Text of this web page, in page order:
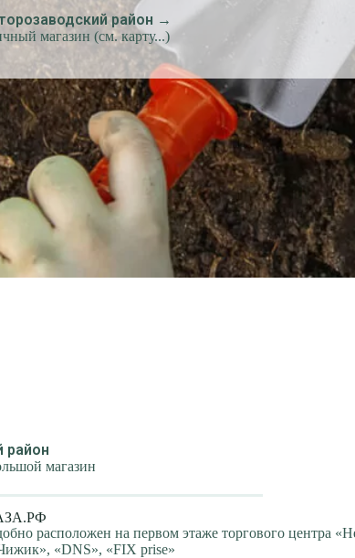
район →
магазин (см. карту...)
район
магазин
расположен на первом этаже торгового центра
«DNS», «FIX prise»